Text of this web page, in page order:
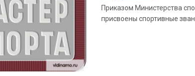
Приказом Министерства
присвоены спортивные